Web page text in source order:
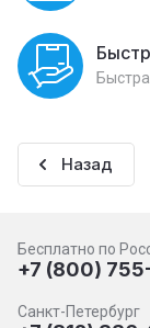
Назад
Бесплатно по
+7 (800)
Санкт-Петербург